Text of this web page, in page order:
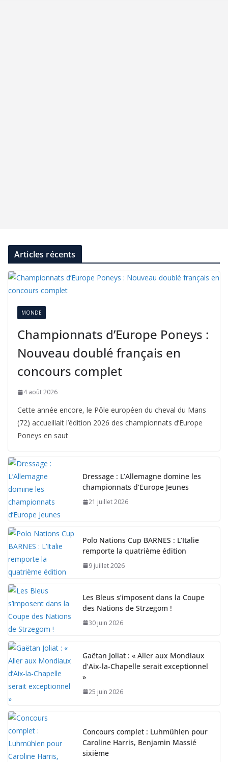
Articles récents
MONDE
Championnats d’Europe Poneys :
Nouveau doublé français en
concours complet
4 août 2026
Cette année encore, le Pôle européen du cheval du Mans
(72) accueillait l’édition 2026 des championnats d’Europe
Poneys en saut
Dressage : L’Allemagne domine les
championnats d’Europe Jeunes
21 juillet 2026
Polo Nations Cup BARNES : L’Italie
remporte la quatrième édition
9 juillet 2026
Les Bleus s’imposent dans la Coupe
des Nations de Strzegom !
30 juin 2026
Gaëtan Joliat : « Aller aux Mondiaux
d’Aix-la-Chapelle serait exceptionnel
»
25 juin 2026
Concours complet : Luhmühlen pour
Caroline Harris, Benjamin Massié
sixième